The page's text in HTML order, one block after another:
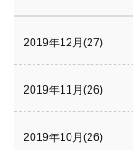
2019年12月(27)
2019年11月(26)
2019年10月(26)